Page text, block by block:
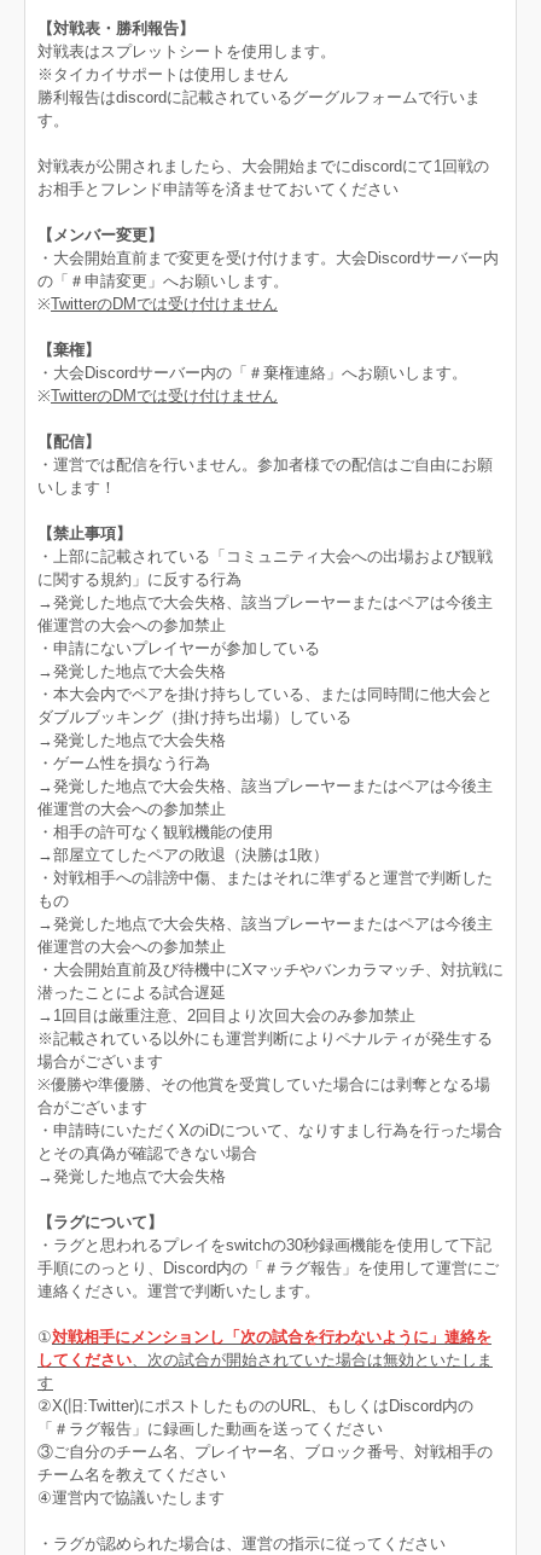
【対戦表・勝利報告】
対戦表はスプレットシートを使用します。
※タイカイサポートは使用しません
勝利報告はdiscordに記載されているグーグルフォームで行いま
す。
対戦表が公開されましたら、大会開始までにdiscordにて1回戦の
お相手とフレンド申請等を済ませておいてください
【メンバー変更】
・大会開始直前まで変更を受け付けます。大会Discordサーバー内
の「＃申請変更」へお願いします。
※TwitterのDMでは受け付けません
【棄権】
・大会Discordサーバー内の「＃棄権連絡」へお願いします。
※TwitterのDMでは受け付けません
【配信】
・運営では配信を行いません。参加者様での配信はご自由にお願
いします！
【禁止事項】
・上部に記載されている「コミュニティ大会への出場および観戦
に関する規約」に反する行為
→発覚した地点で大会失格、該当プレーヤーまたはペアは今後主
催運営の大会への参加禁止
・申請にないプレイヤーが参加している
→発覚した地点で大会失格
・本大会内でペアを掛け持ちしている、または同時間に他大会と
ダブルブッキング（掛け持ち出場）している
→発覚した地点で大会失格
・ゲーム性を損なう行為
→発覚した地点で大会失格、該当プレーヤーまたはペアは今後主
催運営の大会への参加禁止
・相手の許可なく観戦機能の使用
→部屋立てしたペアの敗退（決勝は1敗）
・対戦相手への誹謗中傷、またはそれに準ずると運営で判断した
もの
→発覚した地点で大会失格、該当プレーヤーまたはペアは今後主
催運営の大会への参加禁止
・大会開始直前及び待機中にXマッチやバンカラマッチ、対抗戦に
潜ったことによる試合遅延
→1回目は厳重注意、2回目より次回大会のみ参加禁止
※記載されている以外にも運営判断によりペナルティが発生する
場合がございます
※優勝や準優勝、その他賞を受賞していた場合には剥奪となる場
合がございます
・申請時にいただくXのiDについて、なりすまし行為を行った場合
とその真偽が確認できない場合
→発覚した地点で大会失格
【ラグについて】
・ラグと思われるプレイをswitchの30秒録画機能を使用して下記
手順にのっとり、Discord内の「＃ラグ報告」を使用して運営にご
連絡ください。運営で判断いたします。
①対戦相手にメンションし「次の試合を行わないように」連絡を
してください 、次の試合が開始されていた場合は無効といたしま
す
②X(旧:Twitter)にポストしたもののURL、もしくはDiscord内の
「＃ラグ報告」に録画した動画を送ってください
③ご自分のチーム名、プレイヤー名、ブロック番号、対戦相手の
チーム名を教えてください
④運営内で協議いたします
・ラグが認められた場合は、運営の指示に従ってください